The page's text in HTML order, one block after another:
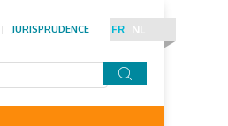
JURISPRUDENCE FR NL